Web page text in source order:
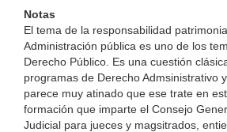
Notas
El tema de la responsabilidad
Administración pública es uno de los
Derecho Público. Es una cuestión
programas de Derecho Admsinistrativo
parece muy atinado que ese trate en
formación que imparte el Consejo
Judicial para jueces y magsitrados,